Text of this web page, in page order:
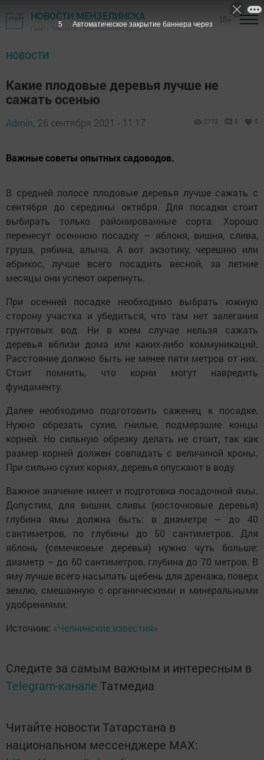
НОВОСТИ МЕНЗЕЛИНСКА
Газета "Мензеля" - Мензелинский район
НОВОСТИ
Какие плодовые деревья лучше не
сажать осенью
Admin, 26 сентября 2021 - 11:17 2773 0 0
Важные советы опытных садоводов.
В средней полосе плодовые деревья лучше сажать с
сентября до середины октября. Для посадки стоит
выбирать только районированные сорта. Хорошо
перенесут осеннюю посадку – яблоня, вишня, слива,
груша, рябина, алыча. А вот экзотику, черешню или
абрикос, лучше всего посадить весной, за летние
месяцы они успеют окрепнуть.
При осенней посадке необходимо выбрать южную
сторону участка и убедиться, что там нет залегания
грунтовых вод. Ни в коем случае нельзя сажать
деревья вблизи дома или каких-либо коммуникаций.
Расстояние должно быть не менее пяти метров от них.
Стоит помнить, что корни могут навредить
фундаменту.
Далее необходимо подготовить саженец к посадке.
Нужно обрезать сухие, гнилые, подмерзшие концы
корней. Но сильную обрезку делать не стоит, так как
размер корней должен совпадать с величиной кроны.
При сильно сухих корнях, деревья опускают в воду.
Важное значение имеет и подготовка посадочной ямы.
Допустим, для вишни, сливы (косточковые деревья)
глубина ямы должна быть: в диаметре – до 40
сантиметров, по глубины до 50 сантиметров. Для
яблонь (семечковые деревья) нужно чуть больше:
диаметр – до 60 сантиметров, глубина до 70 метров. В
яму лучше всего насыпать щебень для дренажа, поверх
землю, смешанную с органическими и минеральными
удобрениями.
Источник: «Челнинские известия»
Следите за самым важным и интересным в
Telegram-канале Татмедиа
Читайте новости Татарстана в
национальном мессенджере MАХ:
4 Автоматическое закрытие баннера через